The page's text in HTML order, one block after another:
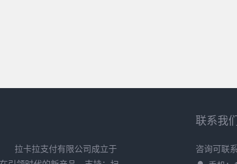
卡拉支付有限公司成立于
联系我
咨询可联